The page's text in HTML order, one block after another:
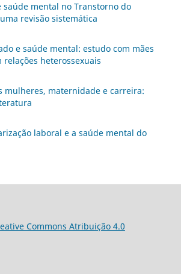
saúde mental no Transtorno do
revisão sistemática
e saúde mental: estudo com mães
heterossexuais
mulheres, maternidade e carreira:
laboral e a saúde mental do
Commons Atribuição 4.0